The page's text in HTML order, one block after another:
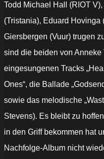
Todd Michael Hall (RIOT
(Tristania), Eduard Hovinga
Giersbergen (Vuur) trugen
sind die beiden von Anneke
eingesungenen Tracks
Ones“, die Ballade
sowie das melodische
Stevens). Es bleibt zu
in den Griff bekommen hat
Nachfolge-Album nicht